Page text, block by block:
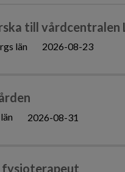
till vårdcentralen
län 2026-08-23
2026-08-31